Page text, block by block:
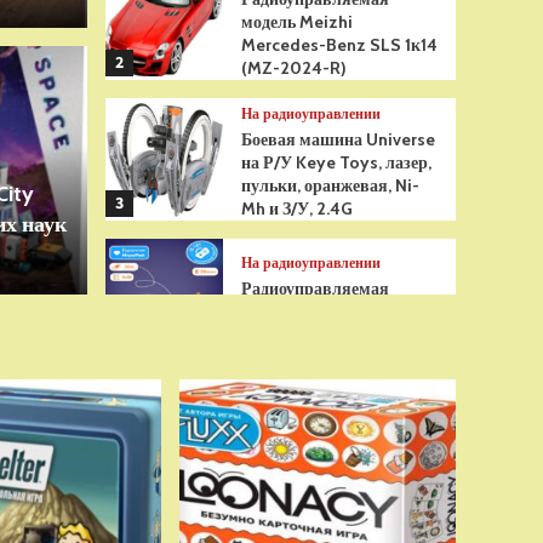
Гуджитсу
Паук Водная
наук
2
модель Meizhi
Mercedes-Benz SLS 1к14
(MZ-2024-R)
3
На радиоуправлении
Боевая машина Universe
на Р/У Keye Toys, лазер,
пульки, оранжевая, Ni-
Mh и З/У, 2.4G
На радиоуправлении
Радиоуправляемая
На радиоуправлении
Р/У танк Taigen 1/16
Panzerkampfwagen III
(Германия) HC (для ИК
танкового боя) V3 2.4G
RTR, TG3848-1HC-IR3.0